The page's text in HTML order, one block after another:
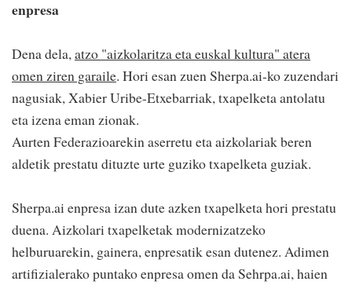
enpresa
Dena dela,atzo "aizkolaritza eta euskal kultura" atera
omen ziren garaile. Hori esan zuen Sherpa.ai-ko zuzendari
nagusiak, Xabier Uribe-Etxebarriak, txapelketa antolatu
eta izena eman zionak.
Aurten Federazioarekin aserretu eta aizkolariak beren
aldetik prestatu dituzte urte guziko txapelketa guziak.
Sherpa.ai enpresa izan dute azken txapelketa hori prestatu
duena. Aizkolari txapelketak modernizatzeko
helburuarekin, gainera, enpresatik esan dutenez. Adimen
artifizialerako puntako enpresa omen da Sehrpa.ai, haien